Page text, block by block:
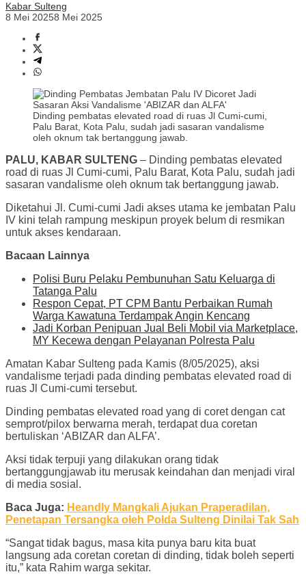
Kabar Sulteng
8 Mei 20258 Mei 2025
Dinding pembatas elevated road di ruas Jl Cumi-cumi,
Palu Barat, Kota Palu, sudah jadi sasaran vandalisme
oleh oknum tak bertanggung jawab.
PALU, KABAR SULTENG – Dinding pembatas elevated
road di ruas Jl Cumi-cumi, Palu Barat, Kota Palu, sudah jadi
sasaran vandalisme oleh oknum tak bertanggung jawab.
Diketahui Jl. Cumi-cumi Jadi akses utama ke jembatan Palu
IV kini telah rampung meskipun proyek belum di resmikan
untuk akses kendaraan.
Bacaan Lainnya
Polisi Buru Pelaku Pembunuhan Satu Keluarga di
Tatanga Palu
Respon Cepat, PT CPM Bantu Perbaikan Rumah
Warga Kawatuna Terdampak Angin Kencang
Jadi Korban Penipuan Jual Beli Mobil via Marketplace,
MY Kecewa dengan Pelayanan Polresta Palu
Amatan Kabar Sulteng pada Kamis (8/05/2025), aksi
vandalisme terjadi pada dinding pembatas elevated road di
ruas Jl Cumi-cumi tersebut.
Dinding pembatas elevated road yang di coret dengan cat
semprot/pilox berwarna merah, terdapat dua coretan
bertuliskan ‘ABIZAR dan ALFA’.
Aksi tidak terpuji yang dilakukan orang tidak
bertanggungjawab itu merusak keindahan dan menjadi viral
di media sosial.
Baca Juga: Heandly Mangkali Ajukan Praperadilan,
Penetapan Tersangka oleh Polda Sulteng Dinilai Tak Sah
“Sangat tidak bagus, masa kita punya baru kita buat
langsung ada coretan coretan di dinding, tidak boleh seperti
itu,” kata Rahim warga sekitar.